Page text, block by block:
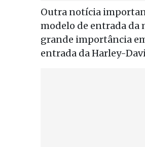
Outra notícia
modelo de entrada da
grande importância
entrada da Harley-